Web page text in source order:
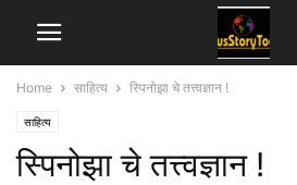
Home साहित्य स्पिनोझा चे तत्त्वज्ञान !
साहित्य
स्पिनोझा चे तत्त्वज्ञान !